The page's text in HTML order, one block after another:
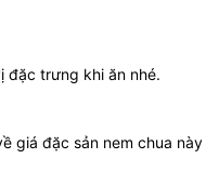
đặc trưng khi ăn nhé.
giá đặc sản nem chua này